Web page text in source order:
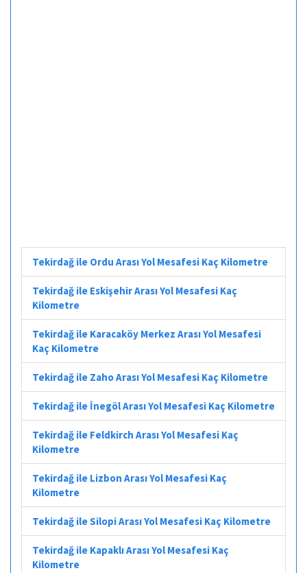
Tekirdağ ile Ordu Arası Yol Mesafesi Kaç Kilometre
Tekirdağ ile Eskişehir Arası Yol Mesafesi Kaç
Kilometre
Tekirdağ ile Karacaköy Merkez Arası Yol Mesafesi
Kaç Kilometre
Tekirdağ ile Zaho Arası Yol Mesafesi Kaç Kilometre
Tekirdağ ile İnegöl Arası Yol Mesafesi Kaç Kilometre
Tekirdağ ile Feldkirch Arası Yol Mesafesi Kaç
Kilometre
Tekirdağ ile Lizbon Arası Yol Mesafesi Kaç
Kilometre
Tekirdağ ile Silopi Arası Yol Mesafesi Kaç Kilometre
Tekirdağ ile Kapaklı Arası Yol Mesafesi Kaç
Kilometre